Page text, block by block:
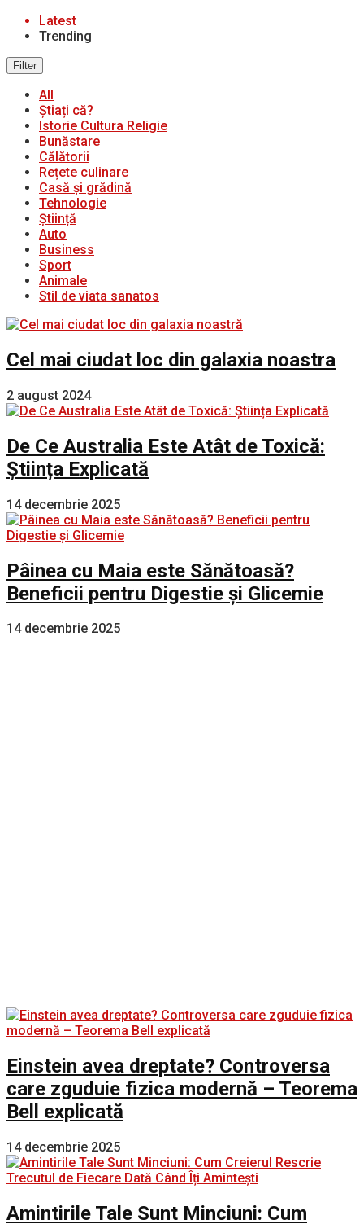
Latest
Trending
Filter
All
Știați că?
Istorie Cultura Religie
Bunăstare
Călătorii
Rețete culinare
Casă și grădină
Tehnologie
Știință
Auto
Business
Sport
Animale
Stil de viata sanatos
Cel mai ciudat loc din galaxia noastra
2 august 2024
De Ce Australia Este Atât de Toxică:
Știința Explicată
14 decembrie 2025
Pâinea cu Maia este Sănătoasă?
Beneficii pentru Digestie și Glicemie
14 decembrie 2025
Einstein avea dreptate? Controversa
care zguduie fizica modernă – Teorema
Bell explicată
14 decembrie 2025
Amintirile Tale Sunt Minciuni: Cum